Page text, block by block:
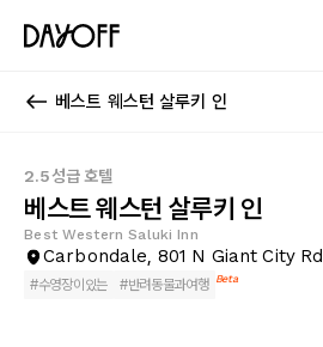
베스트 웨스턴 살루키 인
2.5성급 호텔
베스트 웨스턴 살루키 인
Best Western Saluki Inn
Carbondale, 801 N Giant City Rd
#수영장이있는 #반려동물과여행 Beta